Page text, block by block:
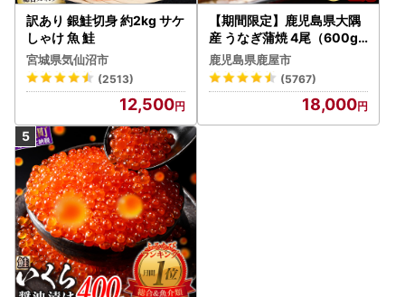
訳あり 銀鮭切身 約2kg サケ
しゃけ 魚 鮭
宮城県気仙沼市
(2513)
12,500
【期間限定】鹿児島県大隅
産 うなぎ蒲焼 4尾（600g
） KN007-004-04-cp18
うなぎ 鰻 魚 惣菜 総菜
鹿児島県鹿屋市
(5767)
18,000